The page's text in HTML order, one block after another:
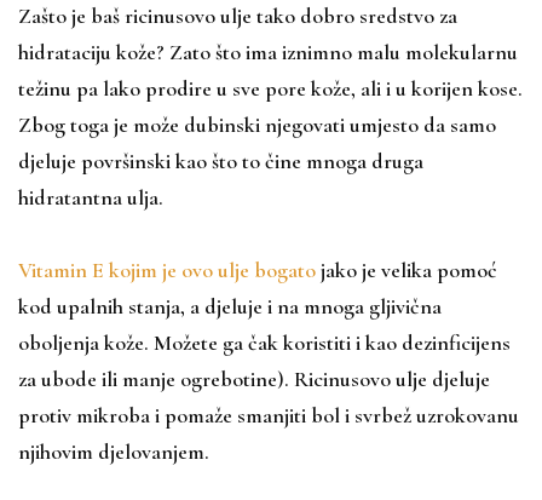
Zašto je baš ricinusovo ulje tako dobro sredstvo za
hidrataciju kože? Zato što ima iznimno malu molekularnu
težinu pa lako prodire u sve pore kože, ali i u korijen kose.
Zbog toga je može dubinski njegovati umjesto da samo
djeluje površinski kao što to čine mnoga druga
hidratantna ulja.
Vitamin E kojim je ovo ulje bogatojako je velika pomoć
kod upalnih stanja, a djeluje i na mnoga gljivična
oboljenja kože. Možete ga čak koristiti i kao dezinficijens
za ubode ili manje ogrebotine). Ricinusovo ulje djeluje
protiv mikroba i pomaže smanjiti bol i svrbež uzrokovanu
njihovim djelovanjem.